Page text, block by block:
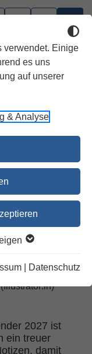
verwendet. Einige
es uns
auf unserer
& Analyse
Datenschutz
2027 ist
ein treuer
damit